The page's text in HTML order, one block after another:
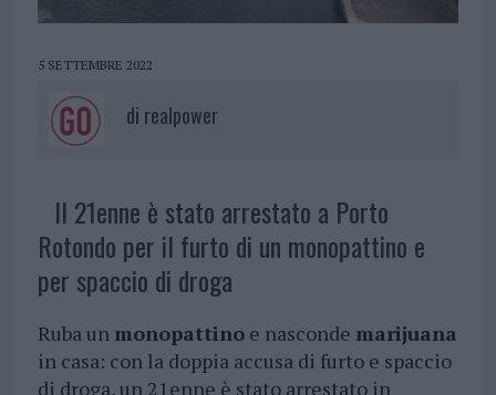
5 SETTEMBRE 2022
di realpower
Il 21enne è stato arrestato a Porto
Rotondo per il furto di un monopattino e
per spaccio di droga
Ruba un monopattinoe nasconde marijuana
in casa: con la doppia accusa di furto e spaccio
di droga, un 21enne è stato arrestato in